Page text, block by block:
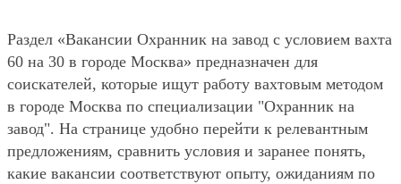
Раздел «Вакансии Охранник на завод с условием вахта
60 на 30 в городе Москва» предназначен для
соискателей, которые ищут работу вахтовым методом
в городе Москва по специализации "Охранник на
завод". На странице удобно перейти к релевантным
предложениям, сравнить условия и заранее понять,
какие вакансии соответствуют опыту, ожиданиям по